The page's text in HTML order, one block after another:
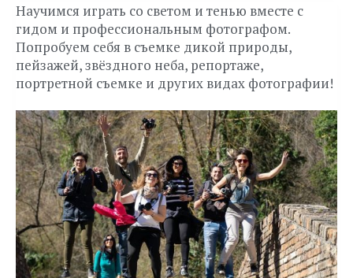
Научимся играть со светом и тенью вместе с
гидом и профессиональным фотографом.
Попробуем себя в съемке дикой природы,
пейзажей, звёздного неба, репортаже,
портретной съемке и других видах фотографии!